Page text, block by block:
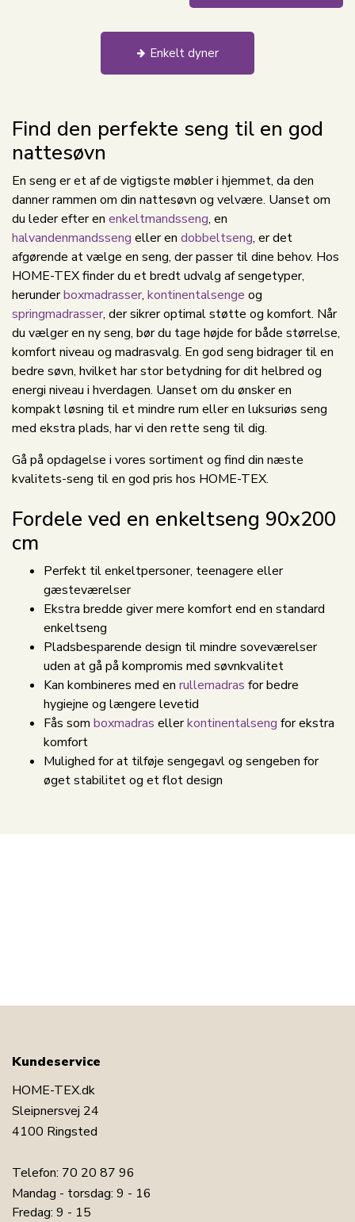
Enkelt dyner
Find den perfekte seng til en god
nattesøvn
En seng er et af de vigtigste møbler i hjemmet, da den
danner rammen om din nattesøvn og velvære. Uanset om
du leder efter en enkeltmandsseng, en
halvandenmandsseng eller en dobbeltseng, er det
afgørende at vælge en seng, der passer til dine behov. Hos
HOME-TEX finder du et bredt udvalg af sengetyper,
herunderboxmadrasser, kontinentalsenge og
springmadrasser, der sikrer optimal støtte og komfort. Når
du vælger en ny seng, bør du tage højde for både størrelse,
komfort niveau og madrasvalg. En god seng bidrager til en
bedre søvn, hvilket har stor betydning for dit helbred og
energi niveau i hverdagen. Uanset om du ønsker en
kompakt løsning til et mindre rum eller en luksuriøs seng
med ekstra plads, har vi den rette seng til dig.
Gå på opdagelse i vores sortiment og find din næste
kvalitets-seng til en god pris hos HOME-TEX.
Fordele ved en enkeltseng 90x200
cm
Perfekt til enkeltpersoner, teenagere eller
gæsteværelser
Ekstra bredde giver mere komfort end en standard
enkeltseng
Pladsbesparende design til mindre soveværelser
uden at gå på kompromis med søvnkvalitet
Kan kombineres med en rullemadras for bedre
hygiejne og længere levetid
Fås som boxmadras ellerkontinentalseng for ekstra
komfort
Mulighed for at tilføje sengegavl og sengeben for
øget stabilitet og et flot design
Kundeservice
HOME-TEX.dk
Sleipnersvej 24
4100 Ringsted
Telefon: 70 20 87 96
Mandag - torsdag: 9 - 16
Fredag: 9 - 15